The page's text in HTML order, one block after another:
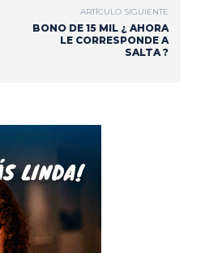
ARTÍCULO SIGUIENTE
BONO DE 15 MIL ¿ AHORA
LE CORRESPONDE A
SALTA ?